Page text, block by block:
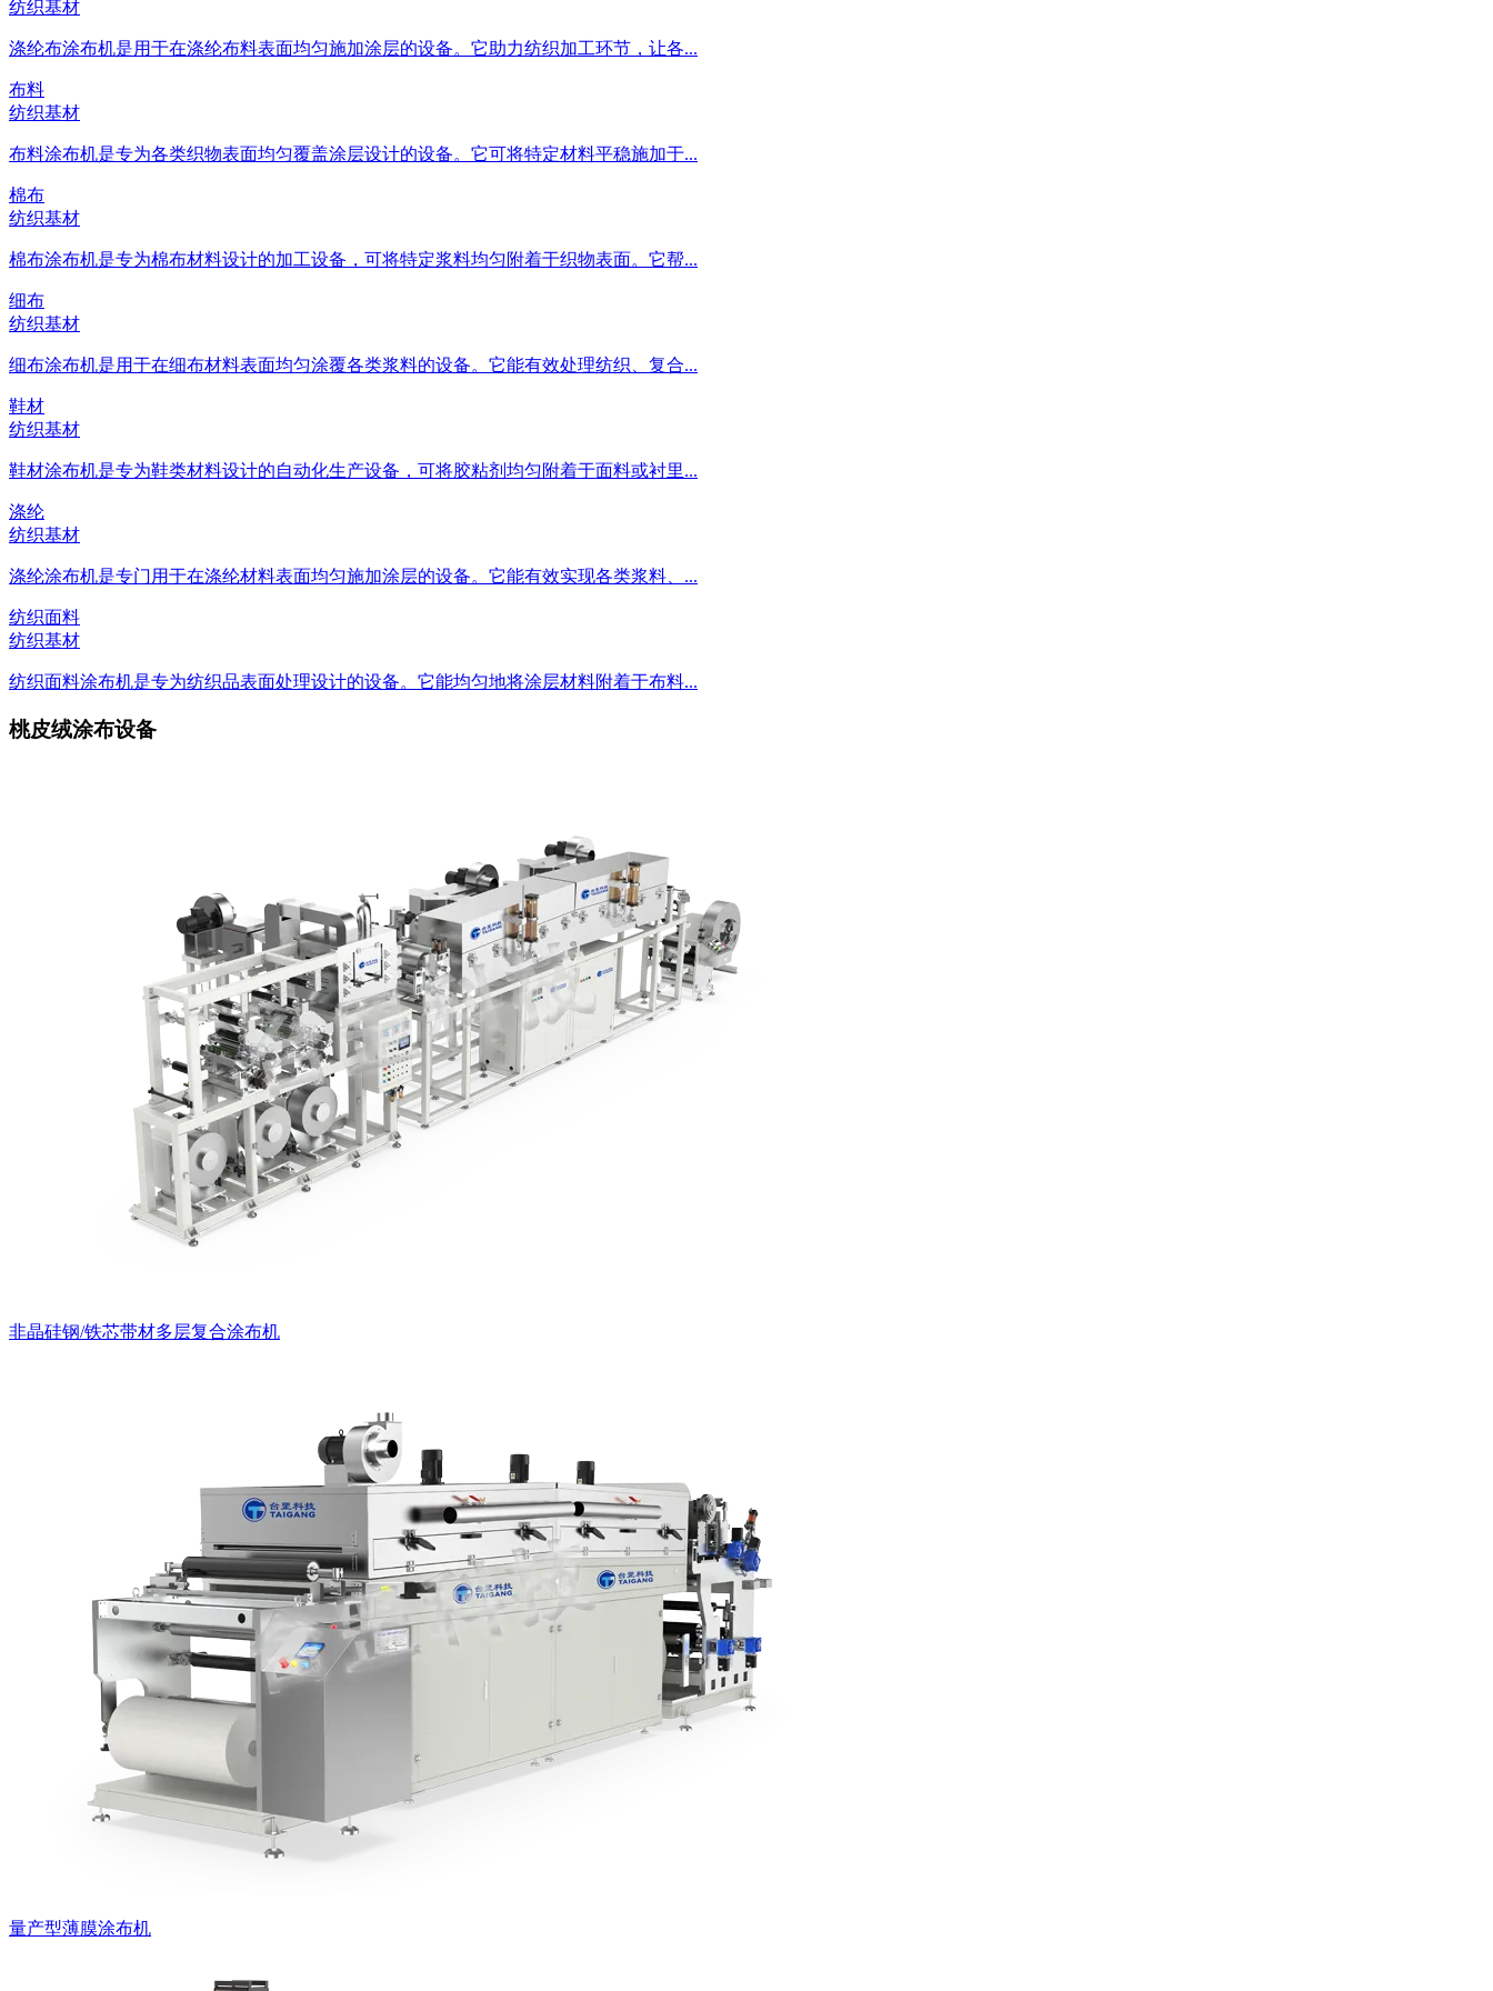
纺织基材
涤纶布涂布机是用于在涤纶布料表面均匀施加涂层的设备。它助力纺织加工环节，让各...
布料
纺织基材
布料涂布机是专为各类织物表面均匀覆盖涂层设计的设备。它可将特定材料平稳施加于...
棉布
纺织基材
棉布涂布机是专为棉布材料设计的加工设备，可将特定浆料均匀附着于织物表面。它帮...
细布
纺织基材
细布涂布机是用于在细布材料表面均匀涂覆各类浆料的设备。它能有效处理纺织、复合...
鞋材
纺织基材
鞋材涂布机是专为鞋类材料设计的自动化生产设备，可将胶粘剂均匀附着于面料或衬里...
涤纶
纺织基材
涤纶涂布机是专门用于在涤纶材料表面均匀施加涂层的设备。它能有效实现各类浆料、...
纺织面料
纺织基材
纺织面料涂布机是专为纺织品表面处理设计的设备。它能均匀地将涂层材料附着于布料...
桃皮绒涂布设备
非晶硅钢/铁芯带材多层复合涂布机
量产型薄膜涂布机